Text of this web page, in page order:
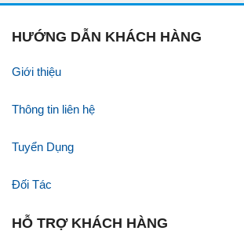
HƯỚNG DẪN KHÁCH HÀNG
Giới thiệu
Thông tin liên hệ
Tuyển Dụng
Đối Tác
HỖ TRỢ KHÁCH HÀNG